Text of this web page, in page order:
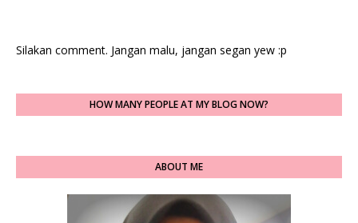
Silakan comment. Jangan malu, jangan segan yew :p
HOW MANY PEOPLE AT MY BLOG NOW?
ABOUT ME